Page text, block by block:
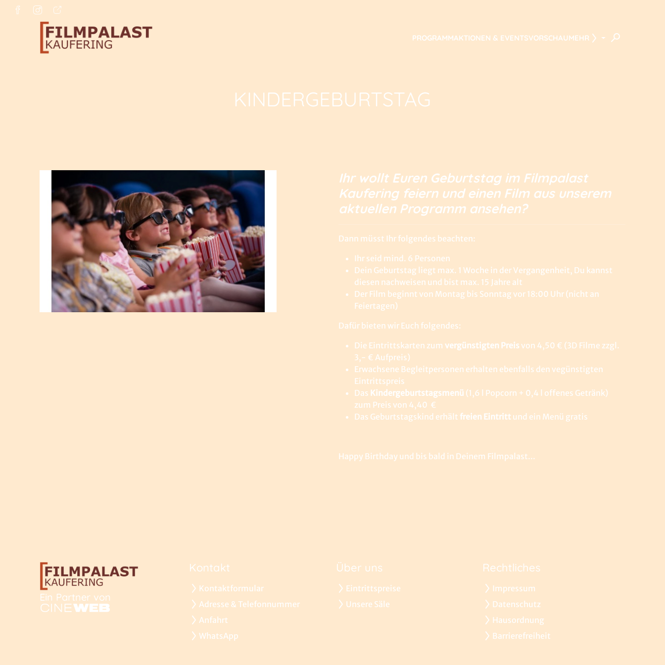
PROGRAMMAKTIONEN & EVENTSVORSCHAUMEHR
KINDERGEBURTSTAG
Ihr wollt Euren Geburtstag im Filmpalast
Kaufering feiern und einen Film aus unserem
aktuellen Programm ansehen?
Dann müsst Ihr folgendes beachten:
Ihr seid mind. 6 Personen
Dein Geburtstag liegt max. 1 Woche in der Vergangenheit, Du kannst
diesen nachweisen und bist max. 15 Jahre alt
Der Film beginnt von Montag bis Sonntag vor 18:00 Uhr (nicht an
Feiertagen)
Dafür bieten wir Euch folgendes:
Die Eintrittskarten zum vergünstigten Preisvon 4,50 € (3D Filme zzgl.
3,- € Aufpreis)
Erwachsene Begleitpersonen erhalten ebenfalls den vegünstigten
Eintrittspreis
Das Kindergeburtstagsmenü (1,6 l Popcorn + 0,4 l offenes Getränk)
zum Preis von 4,40 €
Das Geburtstagskind erhält freien Eintritt und ein Menü gratis
Happy Birthday und bis bald in Deinem Filmpalast...
Ein Partner von
Kontakt
Kontaktformular
Adresse & Telefonnummer
Anfahrt
WhatsApp
Über uns
Eintrittspreise
Unsere Säle
Rechtliches
Impressum
Datenschutz
Hausordnung
Barrierefreiheit